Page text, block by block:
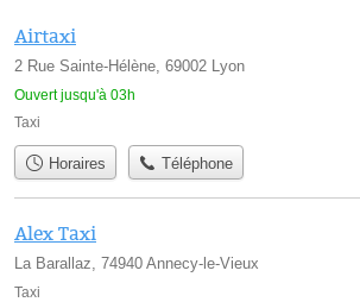
Airtaxi
2 Rue Sainte-Hélène, 69002 Lyon
Ouvert jusqu'à 03h
Taxi
Horaires Téléphone
Alex Taxi
La Barallaz, 74940 Annecy-le-Vieux
Taxi